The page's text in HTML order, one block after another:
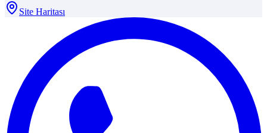
Site Haritası